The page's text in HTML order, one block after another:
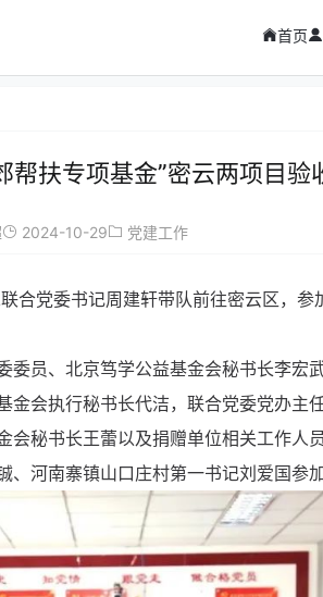
首页
帮扶专项基金”密云两项目验
2024-10-29 党建工作
合党委书记周建轩带队前往密云区，参
委员、北京笃学公益基金会秘书长李宏
会执行秘书长代洁，联合党委党办主
秘书长王蕾以及捐赠单位相关工作人员
河南寨镇山口庄村第一书记刘爱国参